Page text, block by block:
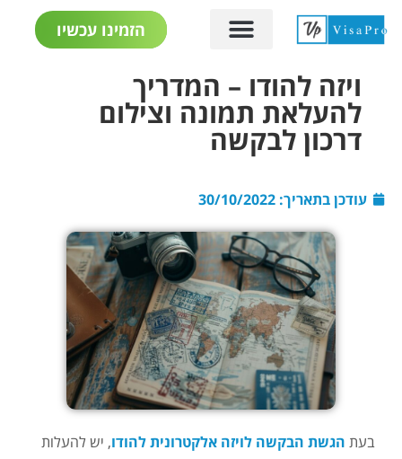
הזמינו עכשיו
ויזה להודו – המדריך
להעלאת תמונה וצילום
דרכון לבקשה
עודכן בתאריך: 30/10/2022
בעת הגשת הבקשה לויזה אלקטרונית להודו, יש להעלות